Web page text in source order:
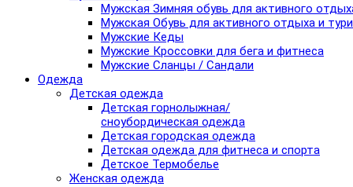
Мужская Зимняя обувь для активного
Мужская Обувь для активного отдыха и
Мужские Кеды
Мужские Кроссовки для бега и фитнеса
Мужские Сланцы / Сандали
Одежда
Детская одежда
Детская горнолыжная/
сноубордическая одежда
Детская городская одежда
Детская одежда для фитнеса и спорта
Детское Термобелье
Женская одежда